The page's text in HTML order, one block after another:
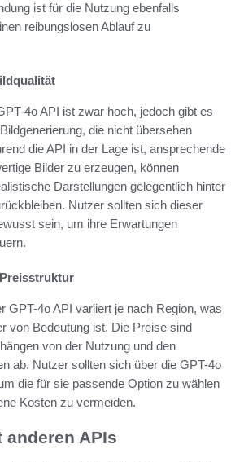
ist für die Nutzung ebenfalls
reibungslosen Ablauf zu
4o API ist zwar hoch, jedoch gibt es
die nicht übersehen
die API in der Lage ist, ansprechende
Bilder zu erzeugen, können
Darstellungen gelegentlich hinter
Nutzer sollten sich dieser
sein, um ihre Erwartungen
GPT-4o API variiert je nach Region, was
von Bedeutung ist. Die Preise sind
von der Nutzung und den
ab. Nutzer sollten sich über die GPT-4o
die für sie passende Option zu wählen
Kosten zu vermeiden.
APIs